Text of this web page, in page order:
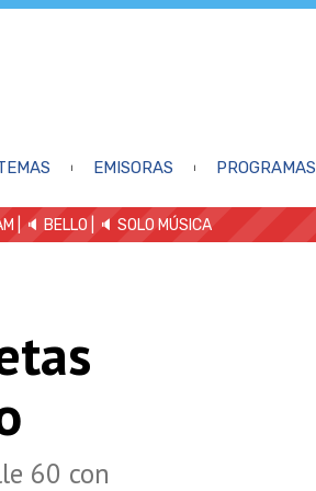
EMISORAS PROGRAMAS
| 🔈 BELLO 🔈 SOLO MÚSICA
60 con